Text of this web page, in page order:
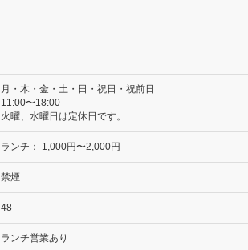
月・木・金・土・日・祝日・祝前日
11:00〜18:00
火曜、水曜日は定休日です。
ランチ： 1,000円〜2,000円
禁煙
48
ランチ営業あり